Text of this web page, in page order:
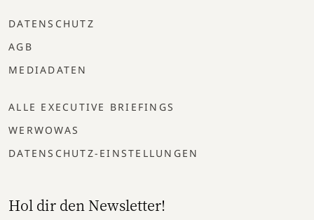
DATENSCHUTZ
AGB
MEDIADATEN
ALLE EXECUTIVE BRIEFINGS
WERWOWAS
DATENSCHUTZ-EINSTELLUNGEN
Hol dir den Newsletter!